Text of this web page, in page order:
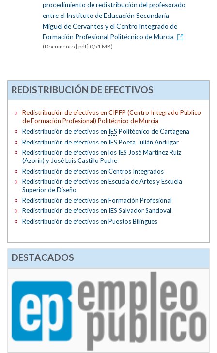
procedimiento de redistribución del profesorado
entre el Instituto de Educación Secundaria
Miguel de Cervantes y el Centro Integrado de
Formación Profesional Politécnico de Murcia
(Documento [.pdf] 0,51 MB)
REDISTRIBUCIÓN DE EFECTIVOS
Redistribución de efectivos en CIPFP (Centro Integrado Público
de Formación Profesional) Politécnico de Murcia
Redistribución de efectivos en IES Politécnico de Cartagena
Redistribución de efectivos en IES Poeta Julián Andúgar
Redistribución de efectivos en los IES José Martínez Ruiz
(Azorín) y José Luis Castillo Puche
Redistribución de efectivos en Centros Integrados
Redistribución de efectivos en Escuela de Artes y Escuela
Superior de Diseño
Redistribución de efectivos en Formación Profesional
Redistribución de efectivos en IES Salvador Sandoval
Redistribución de efectivos en Puestos Bilingües
DESTACADOS